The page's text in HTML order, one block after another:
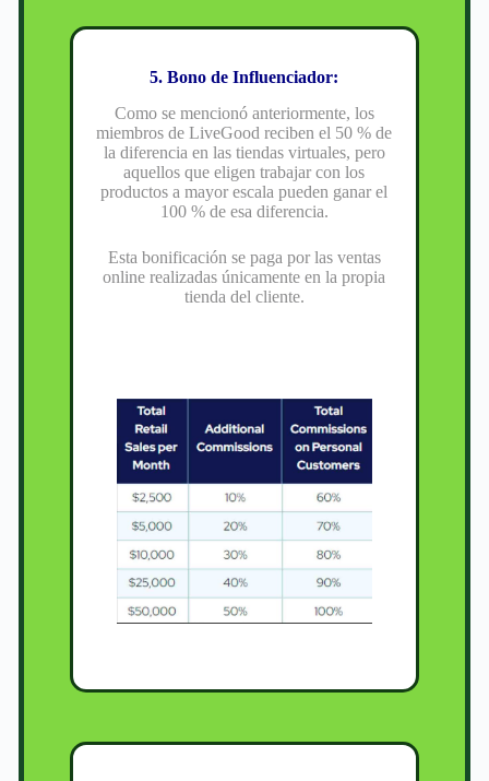
5. Bono de Influenciador:
Como se mencionó anteriormente, los
miembros de LiveGood reciben el 50 % de
la diferencia en las tiendas virtuales, pero
aquellos que eligen trabajar con los
productos a mayor escala pueden ganar el
100 % de esa diferencia.
Esta bonificación se paga por las ventas
online realizadas únicamente en la propia
tienda del cliente.